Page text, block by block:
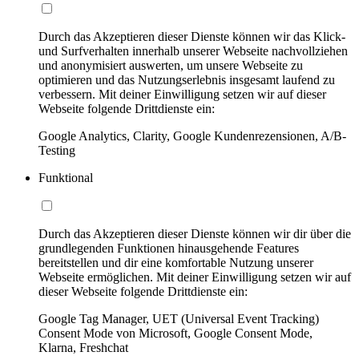
Durch das Akzeptieren dieser Dienste können wir das Klick-
und Surfverhalten innerhalb unserer Webseite nachvollziehen
und anonymisiert auswerten, um unsere Webseite zu
optimieren und das Nutzungserlebnis insgesamt laufend zu
verbessern. Mit deiner Einwilligung setzen wir auf dieser
Webseite folgende Drittdienste ein:
Google Analytics, Clarity, Google Kundenrezensionen, A/B-
Testing
Funktional
Durch das Akzeptieren dieser Dienste können wir dir über die
grundlegenden Funktionen hinausgehende Features
bereitstellen und dir eine komfortable Nutzung unserer
Webseite ermöglichen. Mit deiner Einwilligung setzen wir auf
dieser Webseite folgende Drittdienste ein:
Google Tag Manager, UET (Universal Event Tracking)
Consent Mode von Microsoft, Google Consent Mode,
Klarna, Freshchat